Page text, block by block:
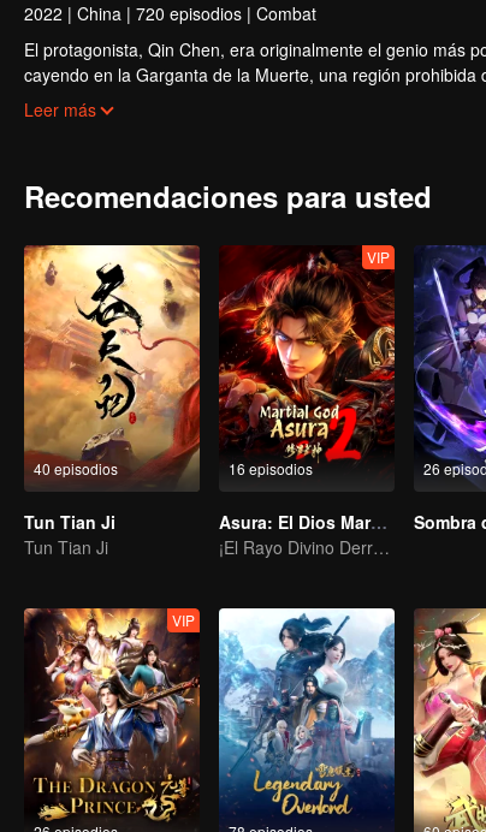
2022 | China | 720 episodios | Combat
El protagonista, Qin Chen, era originalmente el genio más
cayendo en la Garganta de la Muerte, una región
misteriosa espada...
Leer más
Recomendaciones para usted
40 episodios
Tun Tian Ji
Tun Tian Ji
16 episodios
VIP
Asura: El Dios Marcial Temporada 2
¡El Rayo Divino Derrota a Incontables Enemigos, el Hacha Fantasma Estremece los Nueve Reinos!
26
Sombra
VIP